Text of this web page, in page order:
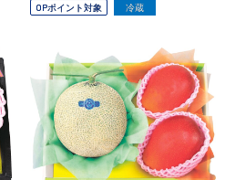
OPポイント対象 冷蔵